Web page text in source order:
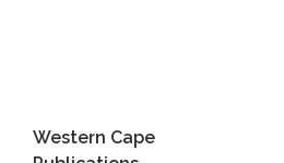
Western Cape